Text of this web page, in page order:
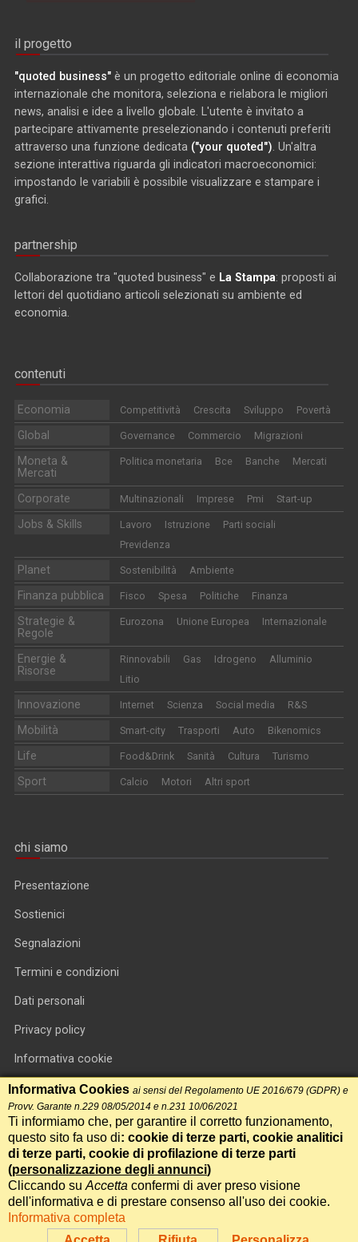
il progetto
"quoted business" è un progetto editoriale online di economia
internazionale che monitora, seleziona e rielabora le migliori
news, analisi e idee a livello globale. L'utente è invitato a
partecipare attivamente preselezionando i contenuti preferiti
attraverso una funzione dedicata ("your quoted") . Un'altra
sezione interattiva riguarda gli indicatori macroeconomici:
impostando le variabili è possibile visualizzare e stampare i
grafici.
partnership
Collaborazione tra "quoted business" e La Stampa: proposti ai
lettori del quotidiano articoli selezionati su ambiente ed
economia.
contenuti
Economia Competitività Crescita Sviluppo Povertà
Global Governance Commercio Migrazioni
Moneta &
Mercati
Politica monetaria Bce Banche Mercati
Corporate Multinazionali Imprese Pmi Start-up
Jobs & Skills Lavoro Istruzione
Parti sociali
Previdenza
Planet Sostenibilità Ambiente
Finanza pubblica Fisco Spesa Politiche Finanza
Strategie &
Regole
Eurozona Unione Europea Internazionale
Energie &
Risorse
Rinnovabili Gas Idrogeno
Alluminio
Litio
Innovazione Internet Scienza Social media R&S
Mobilità Smart-city Trasporti Auto Bikenomics
Life Food&Drink Sanità Cultura Turismo
Sport Calcio Motori Altri sport
chi siamo
Presentazione
Sostienici
Segnalazioni
Termini e condizioni
Dati personali
Privacy policy
Informativa cookie
RSS feed
RSS Top News
Contatti
International Communication S.r.l. • P.IVA 14478081004 • Testata
giornalistica n.191, reg. Tribunale di Roma del 14/12/2017
Powered byItala
Informativa Cookies ai sensi del Regolamento UE 2016/679 (GDPR) e
Provv. Garante n.229 08/05/2014 e n.231 10/06/2021
Ti informiamo che, per garantire il corretto funzionamento,
questo sito fa uso di: cookie di terze parti, cookie analitici
di terze parti, cookie di profilazione di terze parti
(personalizzazione degli annunci)
Cliccando su Accetta confermi di aver preso visione
dell'informativa e di prestare consenso all'uso dei cookie.
Informativa completa